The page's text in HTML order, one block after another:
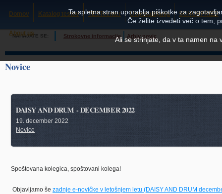
Domov Katalog testov TESTcenter Usposabljanja SCHUHFRIED
About us
NAHAJATE SE: Strokovne informacije Arhiv novic
Novice
DAISY AND DRUM - DECEMBER 2022
19. december 2022
Novice
Spoštovana kolegica, spoštovani kolega!
Objavljamo še zadnje e-novičke v letošnjem letu (DAISY AND DRUM
Ta spletna stran uporablja piškotke za
Če želite izvedeti več o tem,
Ali se strinjate, da v ta namen na